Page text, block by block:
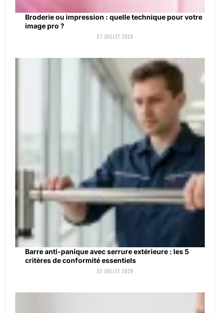
Broderie ou impression : quelle technique pour votre
image pro ?
31 juillet 2026
Barre anti-panique avec serrure extérieure : les 5
critères de conformité essentiels
23 juillet 2026